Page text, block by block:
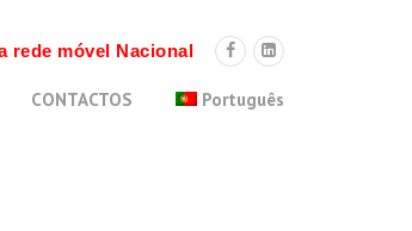
rede móvel Nacional
CONTACTOS Português